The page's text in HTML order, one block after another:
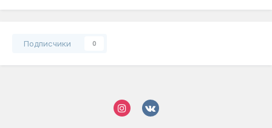
Подписчики 0